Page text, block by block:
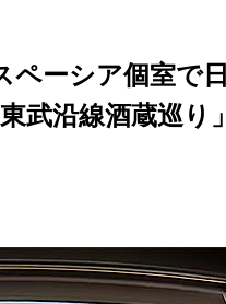
ペーシア個室で
武沿線酒蔵巡り